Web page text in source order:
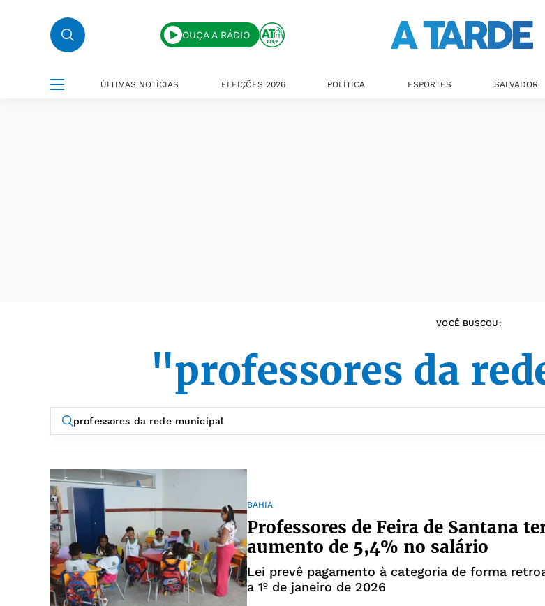
OUÇA A RÁDIO
ÚLTIMAS NOTÍCIAS ELEIÇÕES 2026 POLÍTICA ESPORTES SALVADOR
VOCÊ BUSCOU:
"professores da
BAHIA
Professores de Feira de Santana
aumento de 5,4% no salário
Lei prevê pagamento à categoria de forma
a 1º de janeiro de 2026